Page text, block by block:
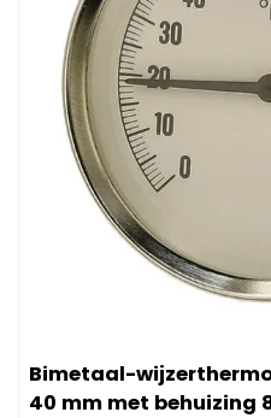
Bimetaal-
40 mm met behuizing